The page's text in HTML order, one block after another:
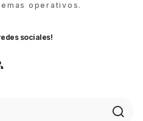
operativos.
sociales!